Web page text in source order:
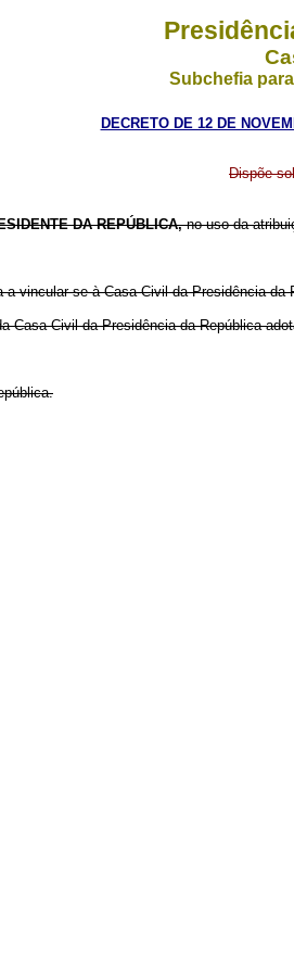
Subchefia
DECRETO DE 12 DE
Dispõe
DA REPÚBLICA,no uso da
vincular-se à Casa Civil da Presidência da
Civil da Presidência da República